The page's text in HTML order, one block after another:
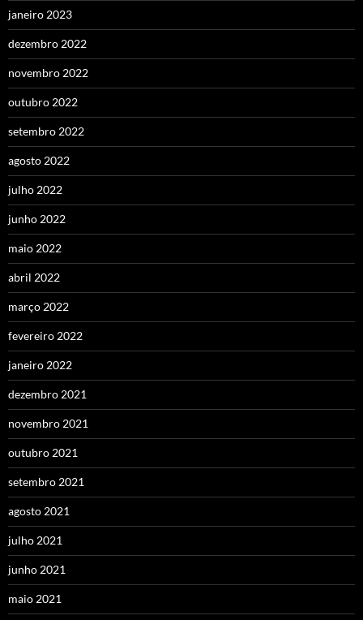
janeiro 2023
dezembro 2022
novembro 2022
outubro 2022
setembro 2022
agosto 2022
julho 2022
junho 2022
maio 2022
abril 2022
março 2022
fevereiro 2022
janeiro 2022
dezembro 2021
novembro 2021
outubro 2021
setembro 2021
agosto 2021
julho 2021
junho 2021
maio 2021